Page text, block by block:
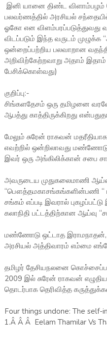
இனி யானை திண்ட விளாம்பழம்
பலவர்ணத்தில் அரசியல்
ஓகோ என
விடப்படும் இந்த வருடம்
ஒன்றைப்பற்றிய பலவாறான
அறிவிற்கேற்றவாறு அதாம்
பேசிக்கொள்வது)
குறிப்பு:-
சிங்களதேசம் ஒரு தமிழனை
ஆபத்து காத்திருக்கிறது
மேலும் சுரேன் ராகவன்
எவற்றில் ஒன்றிலாவது
இவர் ஒரு அங்கிலிக்கான் சபை
அவருடைய முதுகலைமாணி
“பௌத்தமகாசங்கங்களின்பணி “
சங்கம் எப்படி இவரால்
கலாநிதி பட்டத்திற்கான ஆய்வு
மண்ணோடு ஒட்டாத
அரசியல் அத்திவாரம் எம்மை
தமிழர் தேசியநலனை
2009 இல் சுரேன் ராகவன்
தொடர்பாக தெரிவித்த
Four things undone: The self-
1.Â Â Â Eelam Thamilar Vs